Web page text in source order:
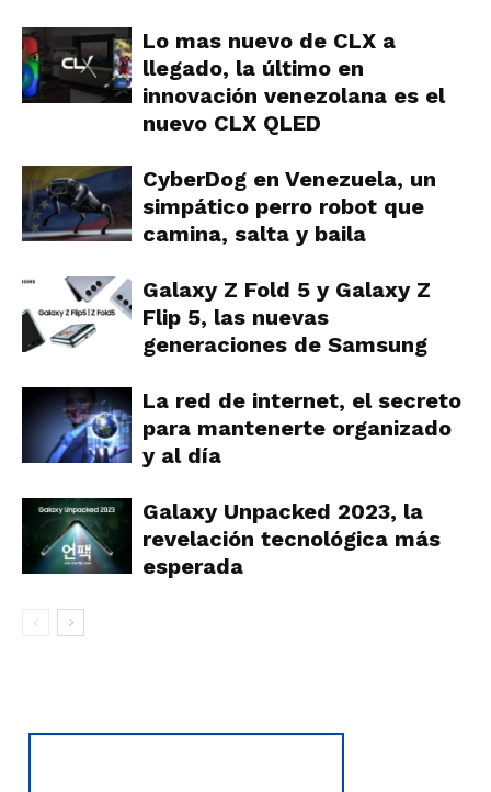
Lo mas nuevo de CLX a
llegado, la último en
innovación venezolana es el
nuevo CLX QLED
CyberDog en Venezuela, un
simpático perro robot que
camina, salta y baila
Galaxy Z Fold 5 y Galaxy Z
Flip 5, las nuevas
generaciones de Samsung
La red de internet, el secreto
para mantenerte organizado
y al día
Galaxy Unpacked 2023, la
revelación tecnológica más
esperada